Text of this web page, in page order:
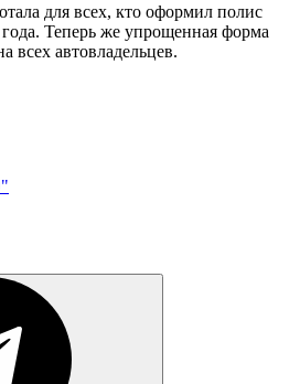
для всех, кто оформил полис
Теперь же упрощенная форма
всех автовладельцев.